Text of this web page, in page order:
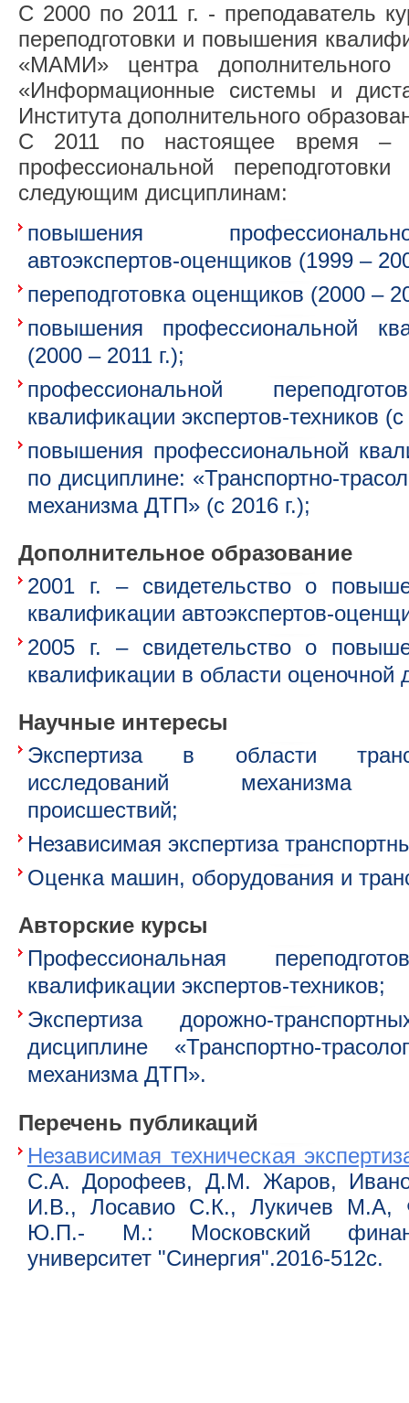
С 2000 по 2011 г. - преподаватель
переподготовки и повышения
«МАМИ» центра дополнительного
«Информационные системы и
Института дополнительного
С 2011 по настоящее время –
профессиональной
следующим дисциплинам:
повышения
автоэкспертов-оценщиков (1999 –
переподготовка оценщиков (2000 –
повышения профессиональной
(2000 – 2011 г.);
профессиональной
квалификации экспертов-техников (с
повышения профессиональной
по дисциплине: «Транспортно-
механизма ДТП» (с 2016 г.);
Дополнительное образование
2001 г. – свидетельство о
квалификации автоэкспертов-
2005 г. – свидетельство о
квалификации в области оценочной
Научные интересы
Экспертиза в области
исследований механизма
происшествий;
Независимая экспертиза
Оценка машин, оборудования и
Авторские курсы
Профессиональная
квалификации экспертов-техников;
Экспертиза дорожно-
дисциплине «Транспортно-
механизма ДТП».
Перечень публикаций
Независимая техническая
С.А. Дорофеев, Д.М. Жаров,
И.В., Лосавио С.К., Лукичев М.А,
Ю.П.- М.: Московский
университет "Синергия".2016-512с.